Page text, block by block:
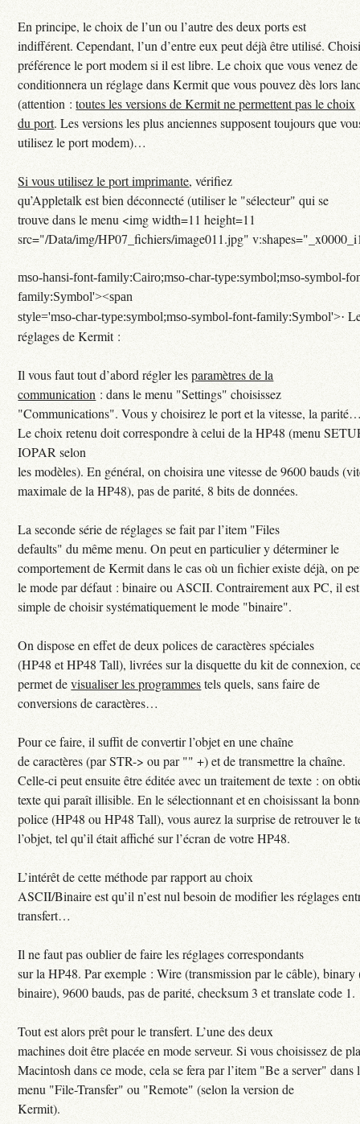
En principe, le choix de l’un ou l’autre des deux ports est
indifférent. Cependant, l’un d’entre eux peut déjà être utilisé.
préférence le port modem si il est libre. Le choix que vous venez
conditionnera un réglage dans Kermit que vous pouvez dès lors
(attention :toutes les versions de Kermit ne permettent pas le choix
du port. Les versions les plus anciennes supposent toujours que
utilisez le port modem)…
Si vous utilisez le port imprimante, vérifiez
qu’Appletalk est bien déconnecté (utiliser le "sélecteur" qui se
trouve dans le menu <img width=11 height=11
src="/Data/img/HP07_fichiers/image011.jpg"
mso-hansi-font-family:Cairo;mso-char-type:symbol;mso-symbol-
family:Symbol'><span
style='mso-char-type:symbol;mso-symbol-font-family:Symbol'>·
réglages de Kermit :
Il vous faut tout d’abord régler lesparamètres de la
communication : dans le menu "Settings" choisissez
"Communications". Vous y choisirez le port et la vitesse, la
Le choix retenu doit correspondre à celui de la HP48 (menu
IOPAR selon
les modèles). En général, on choisira une vitesse de 9600 bauds
maximale de la HP48), pas de parité, 8 bits de données.
La seconde série de réglages se fait par l’item "Files
defaults" du même menu. On peut en particulier y déterminer le
comportement de Kermit dans le cas où un fichier existe déjà, on
le mode par défaut : binaire ou ASCII. Contrairement aux PC, il
simple de choisir systématiquement le mode "binaire".
On dispose en effet de deux polices de caractères spéciales
(HP48 et HP48 Tall), livrées sur la disquette du kit de connexion,
permet devisualiser les programmestels quels, sans faire de
conversions de caractères…
Pour ce faire, il suffit de convertir l’objet en une chaîne
de caractères (par STR-> ou par "" +) et de transmettre la chaîne.
Celle-ci peut ensuite être éditée avec un traitement de texte : on
texte qui paraît illisible. En le sélectionnant et en choisissant la
police (HP48 ou HP48 Tall), vous aurez la surprise de retrouver le
l’objet, tel qu’il était affiché sur l’écran de votre HP48.
L’intérêt de cette méthode par rapport au choix
ASCII/Binaire est qu’il n’est nul besoin de modifier les réglages
transfert…
Il ne faut pas oublier de faire les réglages correspondants
sur la HP48. Par exemple : Wire (transmission par le câble), binary
binaire), 9600 bauds, pas de parité, checksum 3 et translate code 1.
Tout est alors prêt pour le transfert. L’une des deux
machines doit être placée en mode serveur. Si vous choisissez de
Macintosh dans ce mode, cela se fera par l’item "Be a server" dans
menu "File-Transfer" ou "Remote" (selon la version de
Kermit).